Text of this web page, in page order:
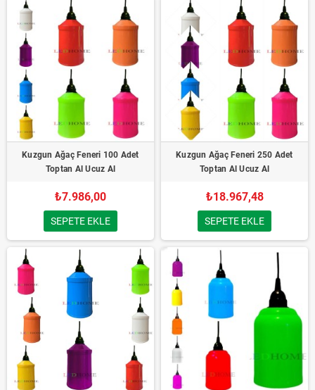
Kuzgun Ağaç Feneri 100 Adet
Toptan Al Ucuz Al
₺7.986,00
SEPETE EKLE
Kuzgun Ağaç Feneri 250 Adet
Toptan Al Ucuz Al
₺18.967,48
SEPETE EKLE